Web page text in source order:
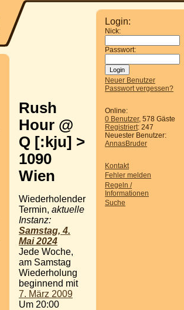
Login:
Nick:
Passwort:
Neuer Benutzer
Passwort vergessen?
Online:
0 Benutzer, 578 Gäste
Registriert: 247
Neuester Benutzer:
AnnasBruder
Kontakt
Fehler melden
Regeln /
Informationen
Suche
Rush
Hour @
Q [:kju] >
1090
Wien
Wiederholender
Termin, aktuelle
Instanz:
Samstag, 4.
Mai 2024
Jede Woche,
am Samstag
Wiederholung
beginnend mit
7. März 2009
Um 20:00